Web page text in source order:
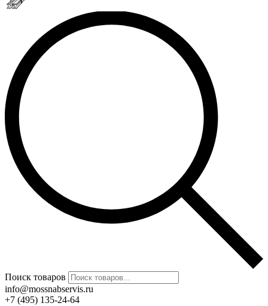
Поиск товаров
info@mossnabservis.ru
+7 (495) 135-24-64